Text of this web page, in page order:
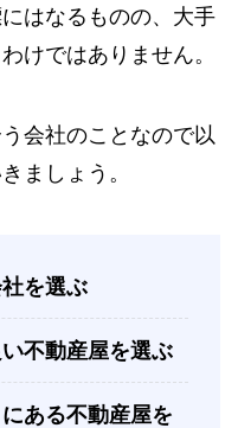
はなるものの、大手
けではありません。
会社のことなので以
ましょう。
を選ぶ
不動産屋を選ぶ
ある不動産屋を